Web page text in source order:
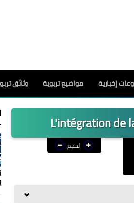
إخبارية مواضيع تربوية وثائق
L'intégration de
الحجم